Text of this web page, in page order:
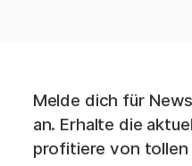
Melde dich für
an. Erhalte die
profitiere von tollen